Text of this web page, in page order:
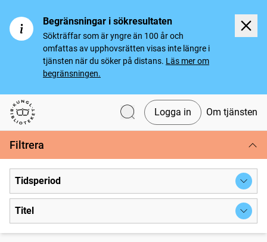
Begränsningar i sökresultaten
Sökträffar som är yngre än 100 år och
omfattas av upphovsrätten visas inte längre i
tjänsten när du söker på distans. Läs mer om
begränsningen.
Svenska tidningar
Logga in Om tjänsten
Filtrera
Tidsperiod
Titel